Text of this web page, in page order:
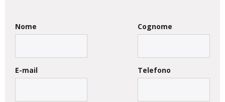
Nome Cognome
E-mail Telefono